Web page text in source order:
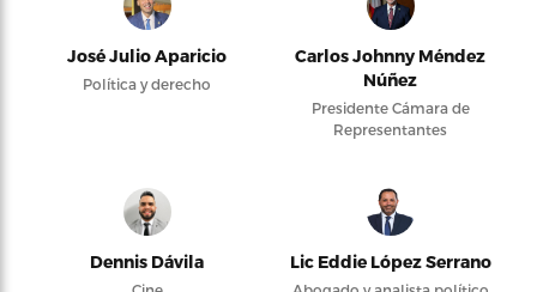
José Julio Aparicio
Política y derecho
Carlos Johnny Méndez
Núñez
Presidente Cámara de
Representantes
Dennis Dávila Lic Eddie López Serrano